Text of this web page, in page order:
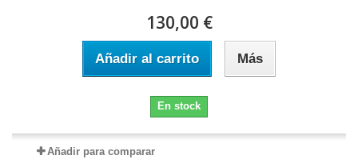
130,00 €
Añadir al carrito Más
En stock
Añadir para comparar